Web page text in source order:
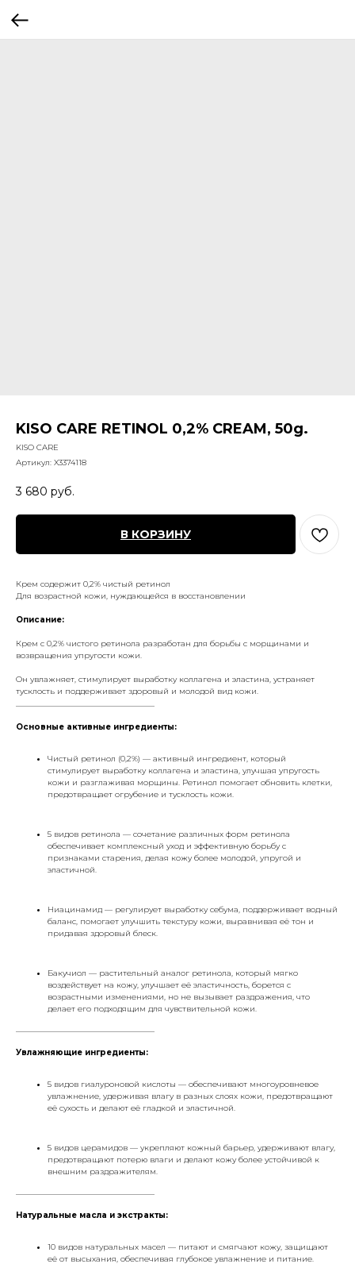
KISO СARE RETINOL 0,2% CREAM, 50g.
KISO CARE
Артикул: X3374118
3 680 руб.
В КОРЗИНУ
Крем содержит 0,2% чистый ретинол
Для возрастной кожи, нуждающейся в восстановлении
Описание:
Крем с 0,2% чистого ретинола разработан для борьбы с морщинами и
возвращения упругости кожи.
Он увлажняет, стимулирует выработку коллагена и эластина, устраняет
тусклость и поддерживает здоровый и молодой вид кожи.
Основные активные ингредиенты:
Чистый ретинол (0,2%) — активный ингредиент, который
стимулирует выработку коллагена и эластина, улучшая упругость
кожи и разглаживая морщины. Ретинол помогает обновить клетки,
предотвращает огрубение и тусклость кожи.
5 видов ретинола — сочетание различных форм ретинола
обеспечивает комплексный уход и эффективную борьбу с
признаками старения, делая кожу более молодой, упругой и
эластичной.
Ниацинамид — регулирует выработку себума, поддерживает водный
баланс, помогает улучшить текстуру кожи, выравнивая её тон и
придавая здоровый блеск.
Бакучиол — растительный аналог ретинола, который мягко
воздействует на кожу, улучшает её эластичность, борется с
возрастными изменениями, но не вызывает раздражения, что
делает его подходящим для чувствительной кожи.
Увлажняющие ингредиенты:
5 видов гиалуроновой кислоты — обеспечивают многоуровневое
увлажнение, удерживая влагу в разных слоях кожи, предотвращают
её сухость и делают её гладкой и эластичной.
5 видов церамидов — укрепляют кожный барьер, удерживают влагу,
предотвращают потерю влаги и делают кожу более устойчивой к
внешним раздражителям.
Натуральные масла и экстракты:
10 видов натуральных масел — питают и смягчают кожу, защищают
её от высыхания, обеспечивая глубокое увлажнение и питание.